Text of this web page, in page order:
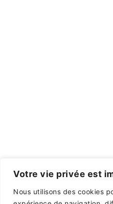
Votre vie privée est
Nous utilisons des cookies